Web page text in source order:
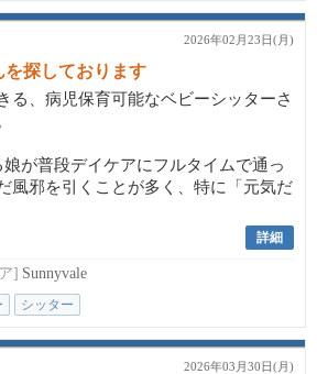
2026年02月23日(月)
探しております
る、病児保育可能なベビーシッターさ
が普段デイケアにフルタイムで通っ
風邪を引くことが多く、特に「元気だ
詳細
] Sunnyvale
シッター
2026年03月30日(月)